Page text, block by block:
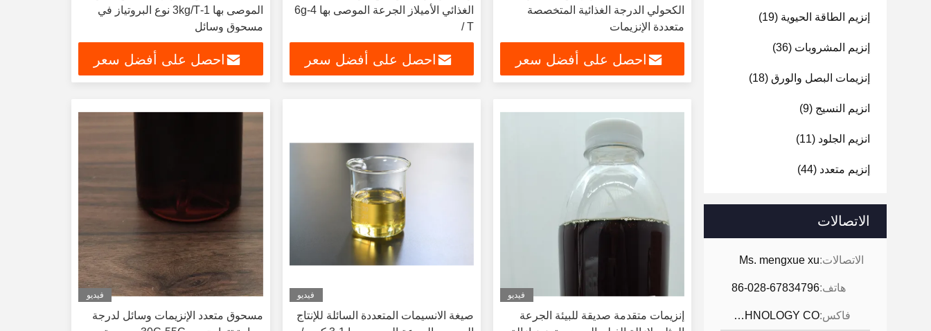
إنزيم الطاقة الحيوية (19)
إنزيم المشروبات (36)
إنزيمات البصل والورق (18)
انزيم النسيج (9)
انزيم الجلود (11)
إنزيم متعدد (44)
الاتصالات
الاتصالات:Ms. mengxue xu
هاتف:86-028-67834796
فاكس: JINTANG BESTWAY TECHNOLOGY CO
الكحولي الدرجة الغذائية المتخصصة
متعددة الإنزيمات
احصل على أفضل سعر
الغذائي الأميلاز الجرعة الموصى بها 4-6g
/ T
احصل على أفضل سعر
الموصى بها 1-3kg/T نوع البروتياز في
مسحوق وسائل
احصل على أفضل سعر
فيديو
إنزيمات متقدمة صديقة للبيئة الجرعة
فيديو
صيغة الانسيمات المتعددة السائلة للإنتاج
فيديو
مسحوق متعدد الإنزيمات وسائل لدرجة